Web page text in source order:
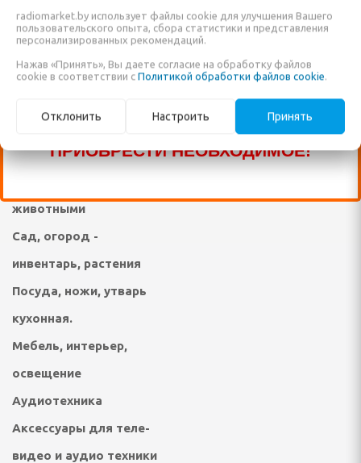
ПРОДАЖЕ ЕЩЁ МНОГО ДРУГИХ
НЕ ВНЕСЕНЫ В НАШ КАТАЛОГ!
ЗВОНИТЕ ПО НАШИМ ТЕЛЕФОНАМ, ИЛИ
ПИШИТЕ В ЧАТ И МЫ ПОМОЖЕМ ВАМ
ПРИОБРЕСТИ НЕОБХОДИМОЕ!
и ванны
гаджетов
ТЕХНИКА
Техника для уборки
Техника для стирки,
ухода за одеждой,
уходу за телом, личная
животными
Сад, огород -
инвентарь, растения
Посуда, ножи, утварь
кухонная.
Мебель, интерьер,
освещение
Аудиотехника
Аксессуары для теле-
видео и аудио техники
radiomarket.by использует файлы cookie для улучшения Вашего
пользовательского опыта, сбора статистики и представления
персонализированных рекомендаций.
Нажав «Принять», Вы даете согласие на обработку файлов
cookie в соответствии с Политикой обработки файлов cookie.
Отклонить Настроить Принять